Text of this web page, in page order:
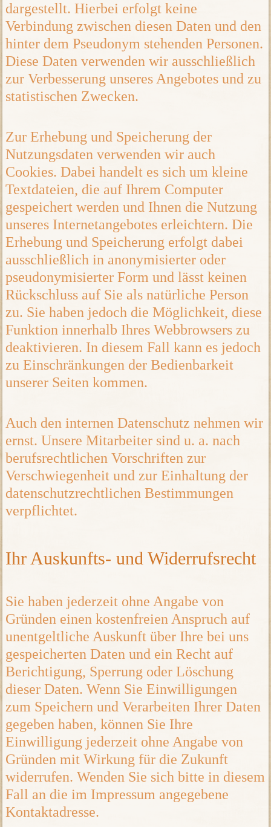
dargestellt. Hierbei erfolgt keine
Verbindung zwischen diesen Daten und den
hinter dem Pseudonym stehenden Personen.
Diese Daten verwenden wir ausschließlich
zur Verbesserung unseres Angebotes und zu
statistischen Zwecken.
Zur Erhebung und Speicherung der
Nutzungsdaten verwenden wir auch
Cookies. Dabei handelt es sich um kleine
Textdateien, die auf Ihrem Computer
gespeichert werden und Ihnen die Nutzung
unseres Internetangebotes erleichtern. Die
Erhebung und Speicherung erfolgt dabei
ausschließlich in anonymisierter oder
pseudonymisierter Form und lässt keinen
Rückschluss auf Sie als natürliche Person
zu. Sie haben jedoch die Möglichkeit, diese
Funktion innerhalb Ihres Webbrowsers zu
deaktivieren. In diesem Fall kann es jedoch
zu Einschränkungen der Bedienbarkeit
unserer Seiten kommen.
Auch den internen Datenschutz nehmen wir
ernst. Unsere Mitarbeiter sind u. a. nach
berufsrechtlichen Vorschriften zur
Verschwiegenheit und zur Einhaltung der
datenschutzrechtlichen Bestimmungen
verpflichtet.
Ihr Auskunfts- und Widerrufsrecht
Sie haben jederzeit ohne Angabe von
Gründen einen kostenfreien Anspruch auf
unentgeltliche Auskunft über Ihre bei uns
gespeicherten Daten und ein Recht auf
Berichtigung, Sperrung oder Löschung
dieser Daten. Wenn Sie Einwilligungen
zum Speichern und Verarbeiten Ihrer Daten
gegeben haben, können Sie Ihre
Einwilligung jederzeit ohne Angabe von
Gründen mit Wirkung für die Zukunft
widerrufen. Wenden Sie sich bitte in diesem
Fall an die im Impressum angegebene
Kontaktadresse.